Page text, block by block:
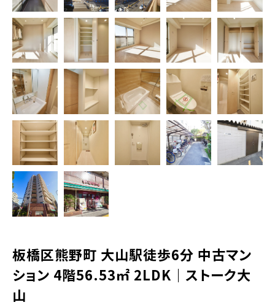
板橋区熊野町 大山駅徒歩6分 中古マン
ション 4階56.53㎡ 2LDK｜ストーク大
山